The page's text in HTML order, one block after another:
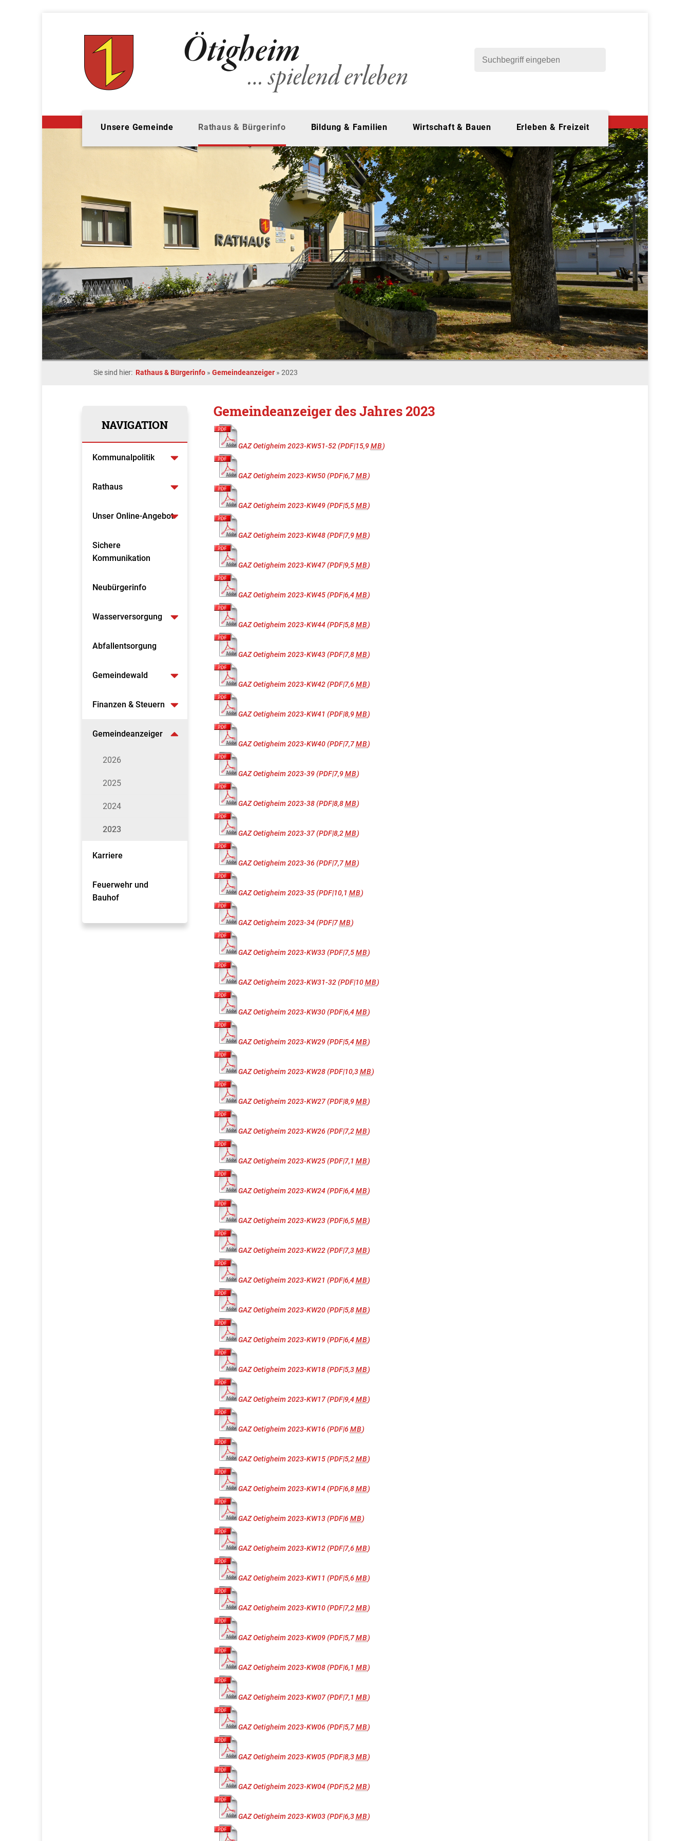
Unsere Gemeinde Rathaus & Bürgerinfo Bildung & Familien Wirtschaft & Bauen Erleben & Freizeit
Sie sind hier: Rathaus & Bürgerinfo » Gemeindeanzeiger » 2023
NAVIGATION
Kommunalpolitik
Rathaus
Unser Online-Angebot
Sichere
Kommunikation
Neubürgerinfo
Wasserversorgung
Abfallentsorgung
Gemeindewald
Finanzen & Steuern
Gemeindeanzeiger
2026
2025
2024
2023
Karriere
Feuerwehr und
Bauhof
Gemeindeanzeiger des Jahres 2023
GAZ Oetigheim 2023-KW51-52(PDF|15,9MB)
GAZ Oetigheim 2023-KW50(PDF|6,7MB)
GAZ Oetigheim 2023-KW49(PDF|5,5MB)
GAZ Oetigheim 2023-KW48(PDF|7,9MB)
GAZ Oetigheim 2023-KW47(PDF|9,5MB)
GAZ Oetigheim 2023-KW45(PDF|6,4MB)
GAZ Oetigheim 2023-KW44(PDF|5,8MB)
GAZ Oetigheim 2023-KW43(PDF|7,8MB)
GAZ Oetigheim 2023-KW42(PDF|7,6 MB)
GAZ Oetigheim 2023-KW41 (PDF|8,9MB)
GAZ Oetigheim 2023-KW40(PDF|7,7MB)
GAZ Oetigheim 2023-39(PDF|7,9MB)
GAZ Oetigheim 2023-38(PDF|8,8MB)
GAZ Oetigheim 2023-37(PDF|8,2MB)
GAZ Oetigheim 2023-36 (PDF|7,7MB)
GAZ Oetigheim 2023-35(PDF|10,1 MB)
GAZ Oetigheim 2023-34(PDF|7MB)
GAZ Oetigheim 2023-KW33(PDF|7,5MB)
GAZ Oetigheim 2023-KW31-32(PDF|10MB)
GAZ Oetigheim 2023-KW30(PDF|6,4MB)
GAZ Oetigheim 2023-KW29(PDF|5,4MB)
GAZ Oetigheim 2023-KW28(PDF|10,3MB)
GAZ Oetigheim 2023-KW27(PDF|8,9MB)
GAZ Oetigheim 2023-KW26 (PDF|7,2MB)
GAZ Oetigheim 2023-KW25(PDF|7,1 MB)
GAZ Oetigheim 2023-KW24(PDF|6,4MB)
GAZ Oetigheim 2023-KW23(PDF|6,5MB)
GAZ Oetigheim 2023-KW22(PDF|7,3MB)
GAZ Oetigheim 2023-KW21 (PDF|6,4MB)
GAZ Oetigheim 2023-KW20(PDF|5,8MB)
GAZ Oetigheim 2023-KW19(PDF|6,4MB)
GAZ Oetigheim 2023-KW18(PDF|5,3MB)
GAZ Oetigheim 2023-KW17(PDF|9,4MB)
GAZ Oetigheim 2023-KW16 (PDF|6 MB)
GAZ Oetigheim 2023-KW15(PDF|5,2MB)
GAZ Oetigheim 2023-KW14(PDF|6,8MB)
GAZ Oetigheim 2023-KW13(PDF|6 MB)
GAZ Oetigheim 2023-KW12(PDF|7,6 MB)
GAZ Oetigheim 2023-KW11 (PDF|5,6 MB)
GAZ Oetigheim 2023-KW10(PDF|7,2MB)
GAZ Oetigheim 2023-KW09(PDF|5,7MB)
GAZ Oetigheim 2023-KW08(PDF|6,1 MB)
GAZ Oetigheim 2023-KW07(PDF|7,1 MB)
GAZ Oetigheim 2023-KW06 (PDF|5,7MB)
GAZ Oetigheim 2023-KW05(PDF|8,3MB)
GAZ Oetigheim 2023-KW04(PDF|5,2MB)
GAZ Oetigheim 2023-KW03(PDF|6,3MB)